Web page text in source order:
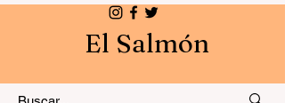
El Salmón